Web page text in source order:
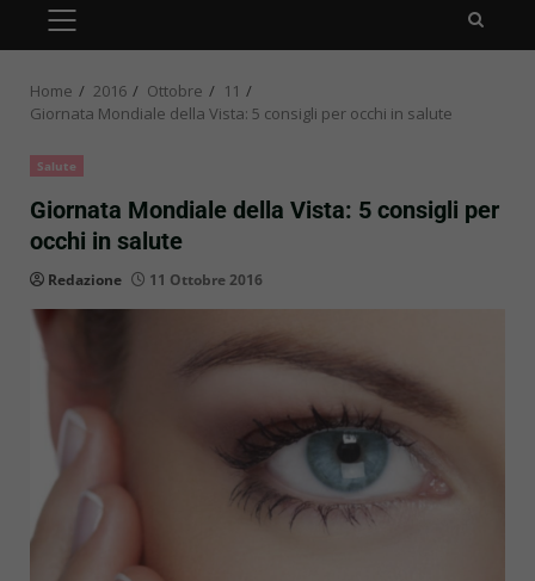
PRIMARY
MENU
Home 2016 Ottobre
11
Giornata Mondiale della Vista: 5 consigli per occhi in salute
Salute
Giornata Mondiale della Vista: 5 consigli per
occhi in salute
Redazione 11 Ottobre 2016